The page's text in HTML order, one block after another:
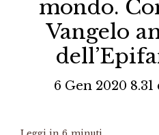
mondo.
Vangelo
6 Gen 2020 8.31